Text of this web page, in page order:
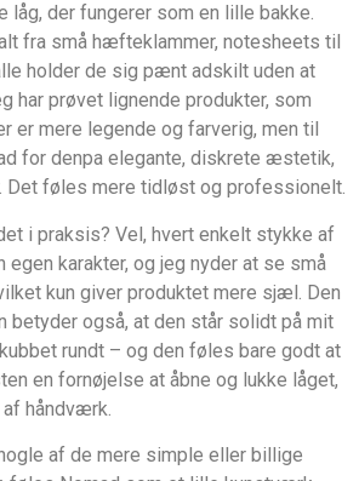
låg, der fungerer som en lille bakke.
fra små hæfteklammer, notesheets til
holder de sig pænt adskilt uden at
har prøvet lignende produkter, som
er mere legende og farverig, men til
for denра elegante, diskrete æstetik,
Det føles mere tidløst og professionelt.
i praksis? Vel, hvert enkelt stykke af
karakter, og jeg nyder at se små
kun giver produktet mere sjæl. Den
også, at den står solidt på mit
rundt – og den føles bare godt at
en fornøjelse at åbne og lukke låget,
håndværk.
af de mere simple eller billige